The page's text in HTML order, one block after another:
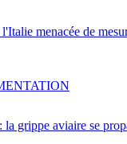
menacée de
la grippe aviaire se